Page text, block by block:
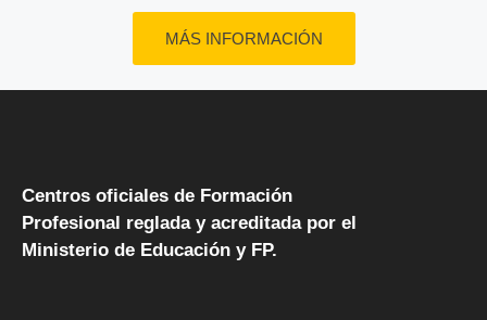
MÁS INFORMACIÓN
Centros oficiales de Formación
Profesional reglada y acreditada por el
Ministerio de Educación y FP.